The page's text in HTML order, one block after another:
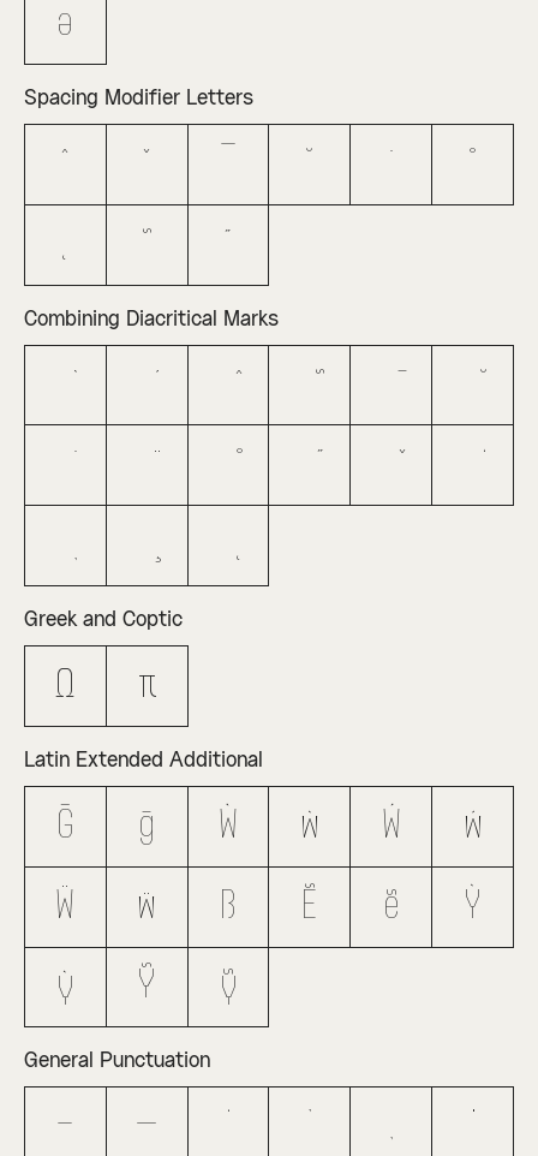
ə
Spacing Modifier Letters
ˆ ˇ ˚
˜
Combining Diacritical Marks
Greek and Coptic
Ω π
Latin Extended Additional
Ḡ ḡ Ẁ ẁ Ẃ ẃ
Ẅ ẅ ẞ Ẽ ẽ Ỳ
ỳ Ỹ ỹ
General Punctuation
– — ‚